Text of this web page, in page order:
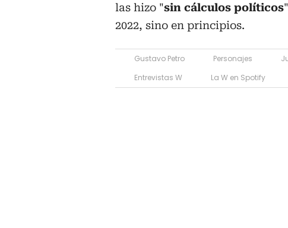
las hizo "sin cálculos políticos
2022, sino en principios.
Gustavo Petro Personajes
Entrevistas W
La W en Spotify